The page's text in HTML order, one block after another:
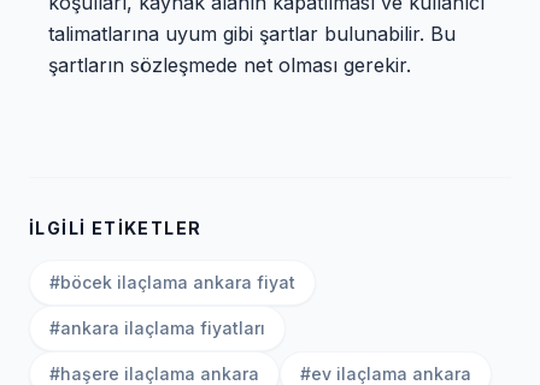
talimatlarına uyum gibi şartlar bulunabilir. Bu
şartların sözleşmede net olması gerekir.
İLGILI ETIKETLER
#böcek ilaçlama ankara fiyat
#ankara ilaçlama fiyatları
#haşere ilaçlama ankara #ev ilaçlama ankara